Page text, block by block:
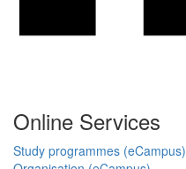
Online Services
Study programmes (eCampus)